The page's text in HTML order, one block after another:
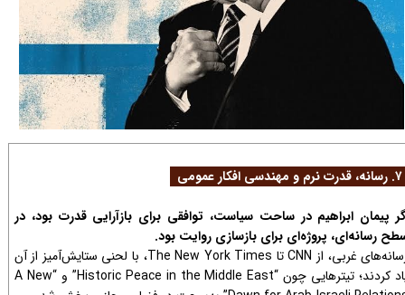
عمومی
پیمان ابراهیم در ساحت سیاست، توافقی برای بازآرایی قدرت بود، در
رسانه‌ای، پروژه‌ای برای بازسازی روایت بود.
رسانه‌های غربی، از CNN تا The New York Times، با لحنی ستایش‌آمیز از آن
یاد کردند؛ تیترهایی چون “Historic Peace in the Middle East” و “A New